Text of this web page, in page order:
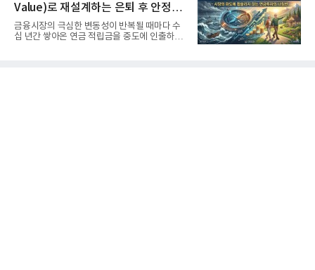
Value)로 재설계하는 은퇴 후 안정적
생활보장과 평생소득 전략
금융시장의 극심한 변동성이 반복될 때마다 수
십 년간 쌓아온 연금 적립금을 중도에 인출하거